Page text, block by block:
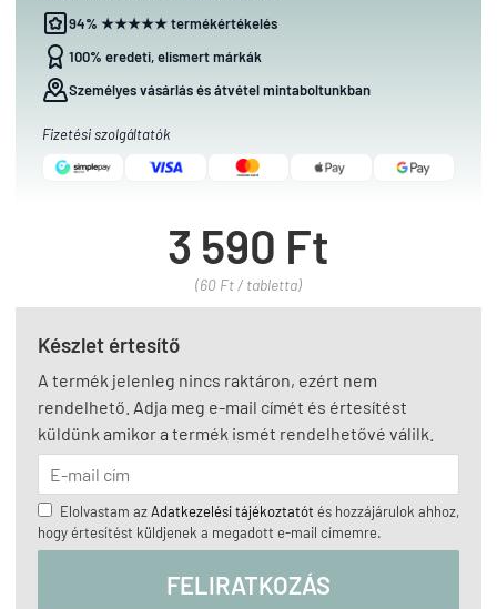
94% ★★★★★ termékértékelés
100% eredeti, elismert márkák
Személyes vásárlás és átvétel mintaboltunkban
Fizetési szolgáltatók
3 590 Ft
(60 Ft / tabletta)
Készlet értesítő
A termék jelenleg nincs raktáron, ezért nem
rendelhető. Adja meg e-mail címét és értesítést
küldünk amikor a termék ismét rendelhetővé válilk.
Elolvastam azAdatkezelési tájékoztatót és hozzájárulok ahhoz,
hogy értesítést küldjenek a megadott e-mail címemre.
FELIRATKOZÁS